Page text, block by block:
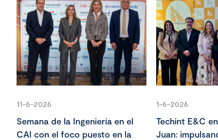
11-6-2026
Semana de la Ingeniería en el
CAI con el foco puesto en la
1-6-2026
Techint E&C
Juan: